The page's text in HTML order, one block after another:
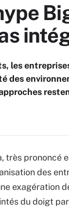
les
des
très prononcé
des
exagération
du doigt